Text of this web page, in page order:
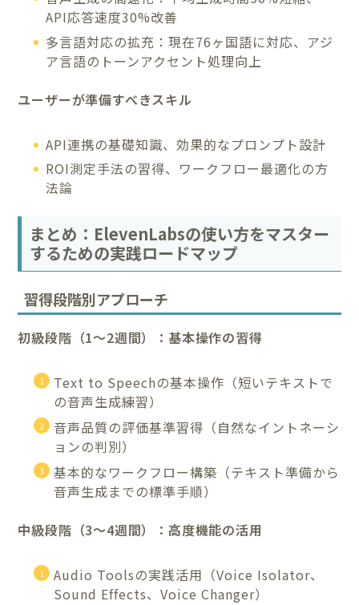
API応答速度30%改善
多言語対応の拡充：現在76ヶ国語に対応、アジ
ア言語のトーンアクセント処理向上
ユーザーが準備すべきスキル
API連携の基礎知識、効果的なプロンプト設計
ROI測定手法の習得、ワークフロー最適化の方
法論
まとめ：ElevenLabsの使い方をマスター
するための実践ロードマップ
習得段階別アプローチ
初級段階（1〜2週間）：基本操作の習得
Text to Speechの基本操作（短いテキストで
の音声生成練習）
音声品質の評価基準習得（自然なイントネーシ
ョンの判別）
基本的なワークフロー構築（テキスト準備から
音声生成までの標準手順）
中級段階（3〜4週間）：高度機能の活用
Audio Toolsの実践活用（Voice Isolator、
Sound Effects、Voice Changer）